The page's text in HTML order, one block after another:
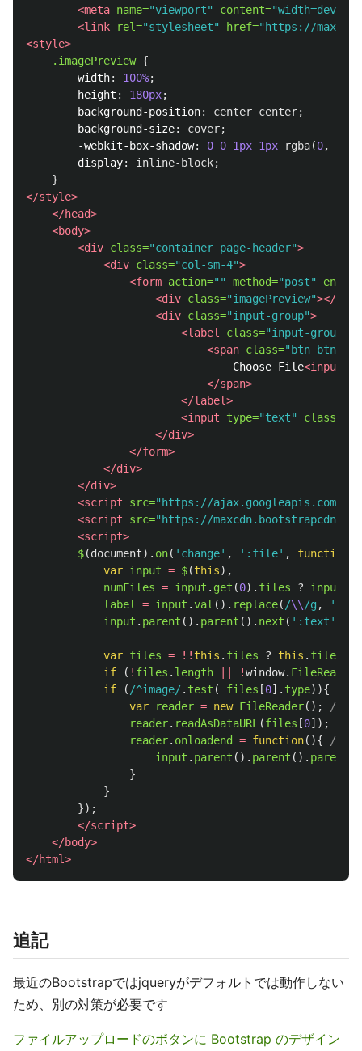
<meta name="viewport" content=
<link
rel="stylesheet" href="https://
<style>
.imagePreview {
width: 100%;
height : 180px;
background-position: center center;
background-size: cover;
-webkit-box-shadow: 0 0 1px 1px rgba(0,
display: inline-block;
}
</style>
</head>
<body>
<div class="container page-header">
<div class="col-sm-4">
<form action="" method="post"
<div class="imagePreview"></div>
<div class="input-group">
<label
class="input-group-
<span class="btn btn-
                                Choose File
<input
</span>
</label>
<input
type="text" class=
</div>
</form>
</div>
</div>
<script src="https://ajax.googleapis.com/
<script src="https://
<script>
$(document). on( ' change' , ' :file' , function
var input = $(this),
numFiles = input . get (0). files ? input
label
= input .val (). replace( /\\ /g , '
input . parent (). parent (). next ( ' :text '
var files = !! this . files ? this . files
if
( ! files . length !window. FileReader
if
( /^image/. test ( files [0]. type)){
var
reader = new FileReader();
//
reader. readAsDataURL (files [0]);
reader. onloadend = function(){
//
input . parent (). parent (). parent
}
}
});
</script>
</body>
</html>
追記
最近のBootstrapではjqueryがデフォルトでは動作しない
ため、別の対策が必要です
ファイルアップロードのボタンに Bootstrap のデザイン